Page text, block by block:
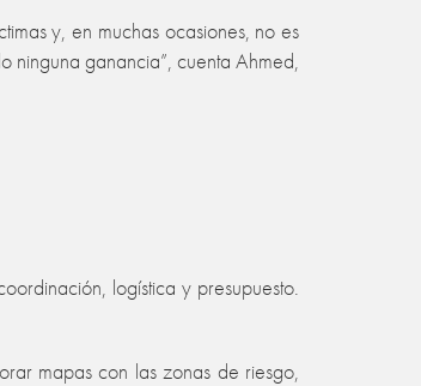
y, en muchas ocasiones, no es
ninguna ganancia”, cuenta Ahmed,
logística y presupuesto.
mapas con las zonas de riesgo,